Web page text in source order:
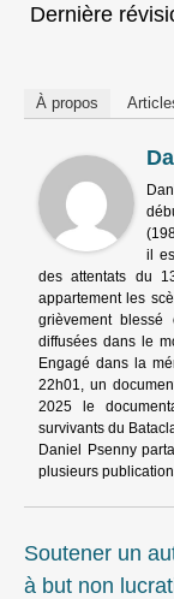
Dernière
À propos
il
des attentats du
appartement les
grièvement
diffusées dans le
Engagé dans la
22h01, un
2025 le
survivants du
Daniel Psenny
plusieurs
Soutener un
à but non